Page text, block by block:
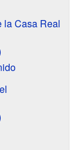
la Casa Real